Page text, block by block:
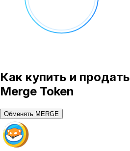
Как купить и продать
Merge Token
Обменять MERGE